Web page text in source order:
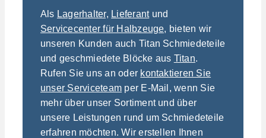
Kontakt
Gewichtsrechner
Als Lagerhalter, Lieferantund
Servicecenter für Halbzeuge, bieten wir
unseren Kunden auch Titan Schmiedeteile
und geschmiedete Blöcke aus Titan.
Rufen Sie uns an oder kontaktieren Sie
unser Serviceteam per E-Mail, wenn Sie
mehr über unser Sortiment und über
unsere Leistungen rund um Schmiedeteile
erfahren möchten. Wir erstellen Ihnen